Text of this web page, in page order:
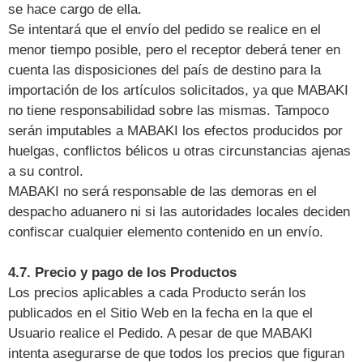
se hace cargo de ella.
Se intentará que el envío del pedido se realice en el
menor tiempo posible, pero el receptor deberá tener en
cuenta las disposiciones del país de destino para la
importación de los artículos solicitados, ya que MABAKI
no tiene responsabilidad sobre las mismas. Tampoco
serán imputables a MABAKI los efectos producidos por
huelgas, conflictos bélicos u otras circunstancias ajenas
a su control.
MABAKI no será responsable de las demoras en el
despacho aduanero ni si las autoridades locales deciden
confiscar cualquier elemento contenido en un envío.
4.7. Precio y pago de los Productos
Los precios aplicables a cada Producto serán los
publicados en el Sitio Web en la fecha en la que el
Usuario realice el Pedido. A pesar de que MABAKI
intenta asegurarse de que todos los precios que figuran